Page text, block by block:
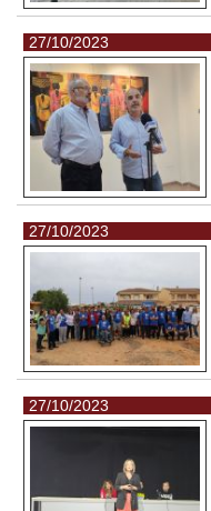
27/10/2023
27/10/2023
27/10/2023